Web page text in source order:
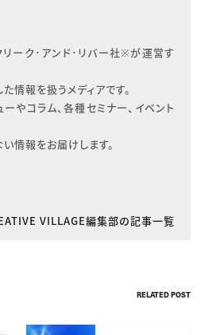
ーク･アンド･リバー社※が運営す
情報を扱うメディアです。
やコラム、各種セミナー、イベント
情報をお届けします。
VILLAGE編集部の記事一覧
RELATED POST